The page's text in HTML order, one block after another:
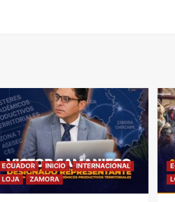
ECUADOR INICIO
INTERNACIONAL
LOJA
ZAMORA